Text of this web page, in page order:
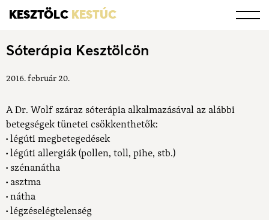
KESZTÖLC KESTÚC
Sóterápia Kesztölcön
2016. február 20.
A Dr. Wolf száraz sóterápia alkalmazásával az alábbi
betegségek tünetei csökkenthetők:
• légúti megbetegedések
• légúti allergiák (pollen, toll, pihe, stb.)
• szénanátha
• asztma
• nátha
• légzéselégtelenség